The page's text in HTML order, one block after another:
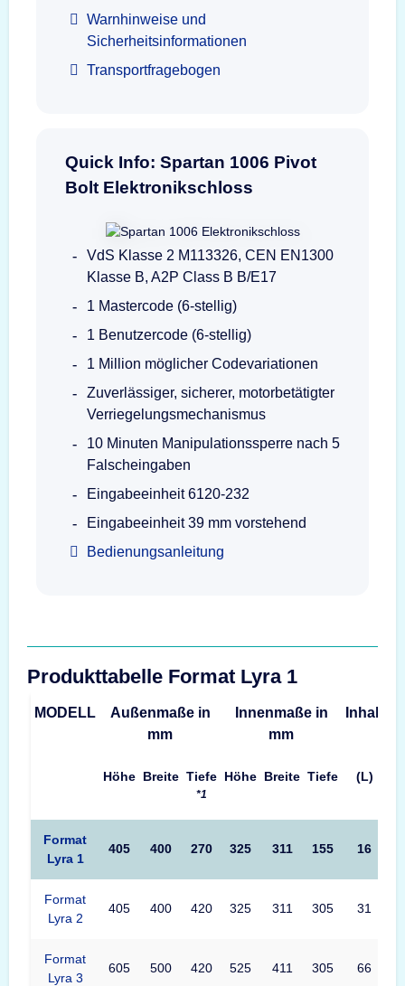
Warnhinweise und
Sicherheitsinformationen
Transportfragebogen
Quick Info: Spartan 1006 Pivot
Bolt Elektronikschloss
VdS Klasse 2 M113326, CEN EN1300
Klasse B, A2P Class B B/E17
1 Mastercode (6-stellig)
1 Benutzercode (6-stellig)
1 Million möglicher Codevariationen
Zuverlässiger, sicherer, motorbetätigter
Verriegelungsmechanismus
10 Minuten Manipulationssperre nach 5
Falscheingaben
Eingabeeinheit 6120-232
Eingabeeinheit 39 mm vorstehend
Bedienungsanleitung
Produkttabelle Format Lyra 1
MODELL
Außenmaße in
mm
Innenmaße in
mm
Inhalt
Höhe Breite Tiefe
*1
Höhe Breite Tiefe (L)
Format
Lyra 1
405 400 270 325 311 155 16
Format
Lyra 2
405 400 420 325 311 305 31
Format
Lyra 3
605 500 420 525 411 305 66